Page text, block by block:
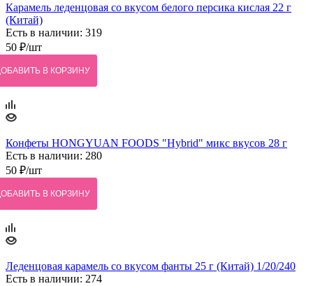
Карамель леденцовая со вкусом белого персика кислая 22 г
(Китай)
Есть в наличии: 319
50 ₽/шт
В КОРЗИНУ
Конфеты HONGYUAN FOODS "Hybrid" микс вкусов 28 г
Есть в наличии: 280
50 ₽/шт
В КОРЗИНУ
Леденцовая карамель со вкусом фанты 25 г (Китай) 1/20/240
Есть в наличии: 274